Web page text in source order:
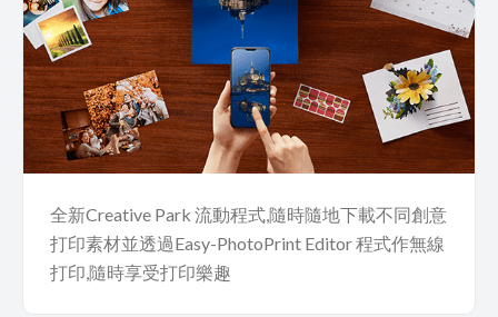
全新Creative Park 流動程式,隨時隨地下載不同創意
打印素材並透過Easy-PhotoPrint Editor 程式作無線
打印,隨時享受打印樂趣